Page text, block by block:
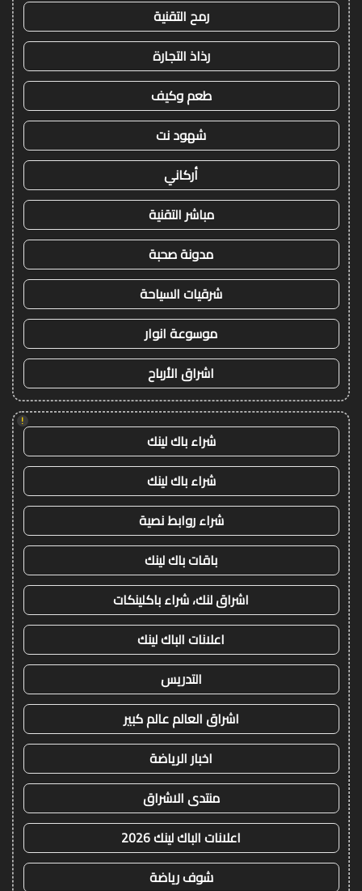
رمح التقنية
رذاذ التجارة
طعم وكيف
شهود نت
أركاني
مباشر التقنية
مدونة صحبة
شرقيات السياحة
موسوعة انوار
اشراق الأرباح
!
شراء باك لينك
شراء باك لينك
شراء روابط نصية
باقات باك لينك
اشراق لنك، شراء باكلينكات
اعلانات الباك لينك
التدريس
اشراق العالم عالم كبير
اخبار الرياضة
منتدى الاشراق
اعلانات الباك لينك 2026
شوف رياضة